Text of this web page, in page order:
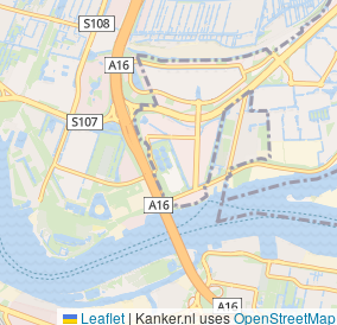
Leaflet | Kanker.nl usesOpenStreetMap